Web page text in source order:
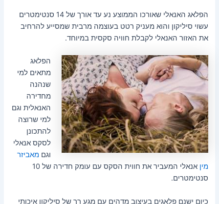
הפלאג האנאלי שאורכו הממוצע נע עד אורך של 14 סנטימטרים
עשוי סיליקון והוא מעניק רטט בעוצמה מרבית שמסייע להרחיב
את האזור האנאלי לקבלת חוויה סקסית במיוחד.
הפלאג
מתאים למי
שנהנה
מחדירה
האנאלית וגם
למי שרוצה
להתכונן
לסקס אנאלי
וגםמאביזר
מין
אנאלי המעביר את חווית הסקס עם עומק חדירה של 10
סנטימטרים.
כיום ישנם פלאגים בעיצוב מדהים עם מגע רך של סיליקון איכותי